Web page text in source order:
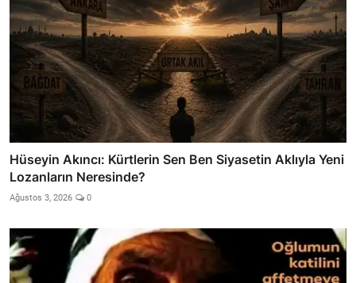
Hüseyin Akıncı: Kürtlerin Sen Ben Siyasetin Aklıyla Yeni
Lozanların Neresinde?
Ağustos 3, 2026 0